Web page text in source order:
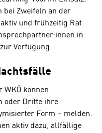
bei Zweifeln an der
und frühzeitig Rat
in
Verfügung.
WKÖ können
oder Dritte ihre
Form – melden.
aktiv dazu, allfällige